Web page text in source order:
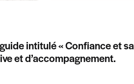
intitulé « Confiance et
et d’accompagnement.